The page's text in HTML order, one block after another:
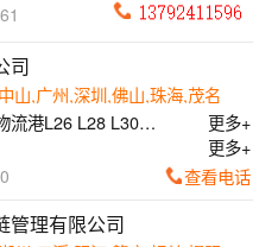
司
山,广州,深圳,佛山,珠海,茂名
流港L26 L28 L30
更多+
更多+
查看电话
管理有限公司